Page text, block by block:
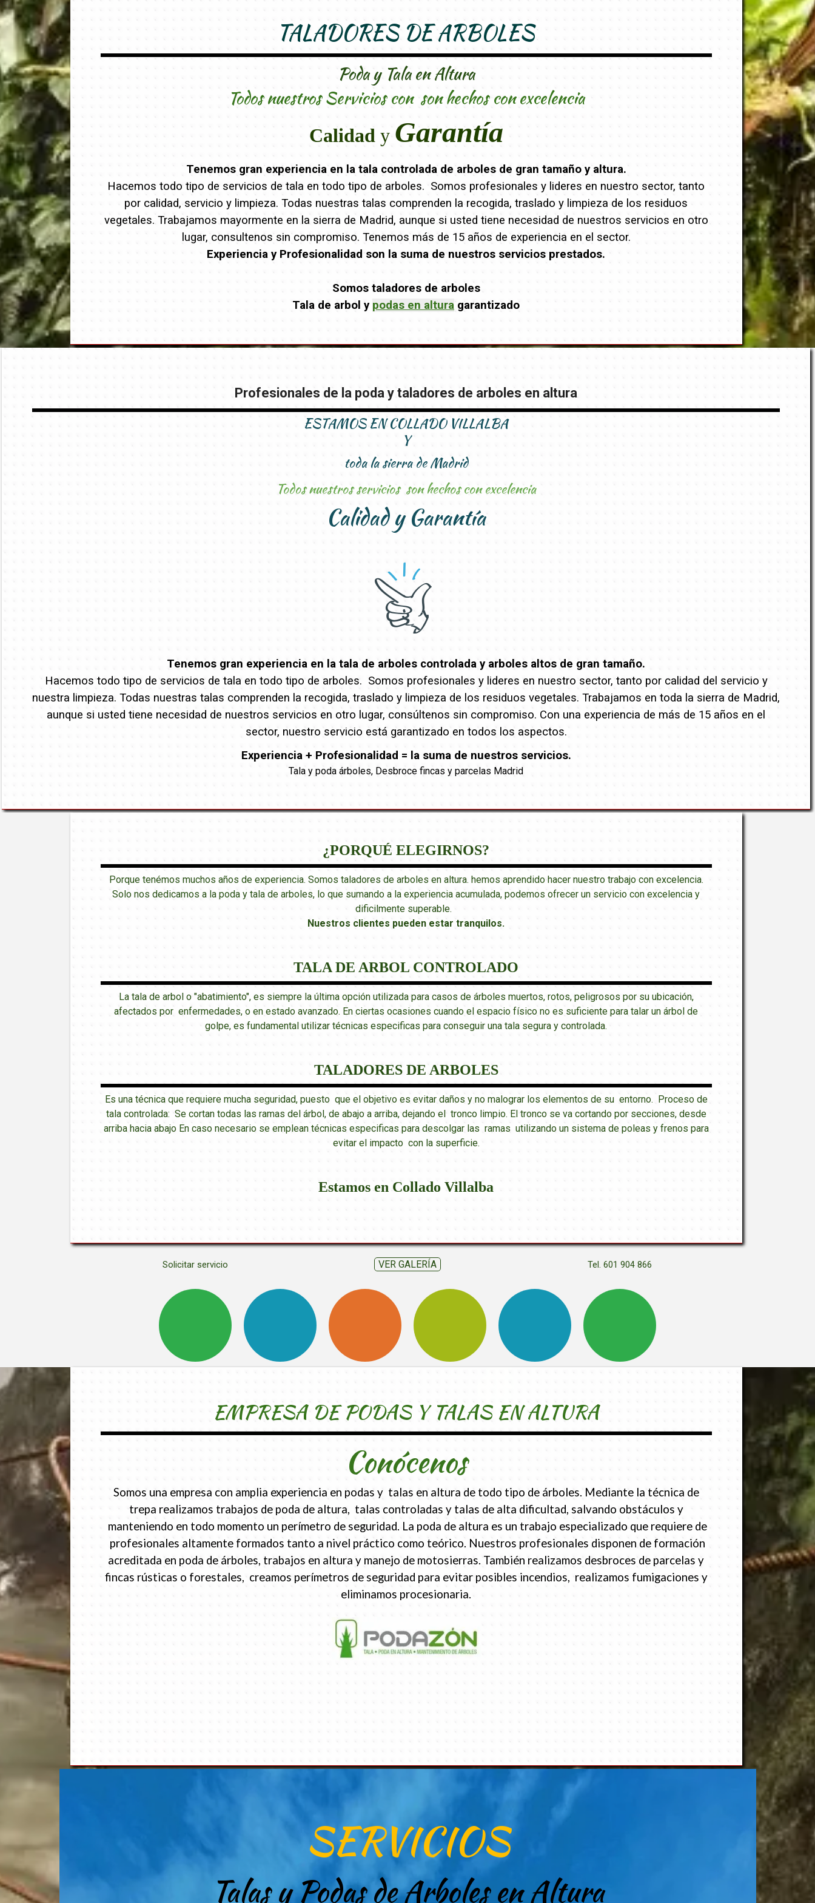
TALADORES DE ARBOLES
Poda y Tala en Altura
Todos nuestros Servicios con son hechos con excelencia
Calidad y Garantía
Tenemos gran experiencia en la tala controlada de arboles de gran tamaño y altura.
Hacemos todo tipo de servicios de tala en todo tipo de arboles. Somos profesionales y lideres en nuestro sector, tanto
por calidad, servicio y limpieza. Todas nuestras talas comprenden la recogida, traslado y limpieza de los residuos
vegetales. Trabajamos mayormente en la sierra de Madrid, aunque si usted tiene necesidad de nuestros servicios en otro
lugar, consultenos sin compromiso. Tenemos más de 15 años de experiencia en el sector.
Experiencia y Profesionalidad son la suma de nuestros servicios prestados.
Somos taladores de arboles
Tala de arbol y podas en altura garantizado
Profesionales de la poda y taladores de arboles en altura
ESTAMOS EN COLLADO VILLALBA
Y
toda la sierra de Madrid
Todos nuestros servicios son hechos con excelencia
Calidad y Garantía
Tenemos gran experiencia en la tala de arboles controlada y arboles altos de gran tamaño.
Hacemos todo tipo de servicios de tala en todo tipo de arboles. Somos profesionales y lideres en nuestro sector, tanto por calidad del servicio y
nuestra limpieza. Todas nuestras talas comprenden la recogida, traslado y limpieza de los residuos vegetales. Trabajamos en toda la sierra de Madrid,
aunque si usted tiene necesidad de nuestros servicios en otro lugar, consúltenos sin compromiso. Con una experiencia de más de 15 años en el
sector, nuestro servicio está garantizado en todos los aspectos.
Experiencia + Profesionalidad = la suma de nuestros servicios.
Tala y poda árboles, Desbroce fincas y parcelas Madrid
¿PORQUÉ ELEGIRNOS?
Porque tenémos muchos años de experiencia. Somos taladores de arboles en altura. hemos aprendido hacer nuestro trabajo con excelencia.
Solo nos dedicamos a la poda y tala de arboles, lo que sumando a la experiencia acumulada, podemos ofrecer un servicio con excelencia y
dificilmente superable.
Nuestros clientes pueden estar tranquilos.
TALA DE ARBOL CONTROLADO
La tala de arbol o "abatimiento", es siempre la última opción utilizada para casos de árboles muertos, rotos, peligrosos por su ubicación,
afectados por enfermedades, o en estado avanzado. En ciertas ocasiones cuando el espacio físico no es suficiente para talar un árbol de
golpe, es fundamental utilizar técnicas especificas para conseguir una tala segura y controlada.
TALADORES DE ARBOLES
Es una técnica que requiere mucha seguridad, puesto que el objetivo es evitar daños y no malograr los elementos de su entorno. Proceso de
tala controlada: Se cortan todas las ramas del árbol, de abajo a arriba, dejando el tronco limpio. El tronco se va cortando por secciones, desde
arriba hacia abajo En caso necesario se emplean técnicas especificas para descolgar las ramas utilizando un sistema de poleas y frenos para
evitar el impacto con la superficie.
Estamos en Collado Villalba
VER GALERÍA Tel. 601 904 866
Solicitar servicio
EMPRESA DE PODAS Y TALAS EN ALTURA
Conócenos
Somos una empresa con amplia experiencia en podas y talas en altura de todo tipo de árboles. Mediante la técnica de
trepa realizamos trabajos de poda de altura, talas controladas y talas de alta dificultad, salvando obstáculos y
manteniendo en todo momento un perímetro de seguridad. La poda de altura es un trabajo especializado que requiere de
profesionales altamente formados tanto a nivel práctico como teórico. Nuestros profesionales disponen de formación
acreditada en poda de árboles, trabajos en altura y manejo de motosierras. También realizamos desbroces de parcelas y
fincas rústicas o forestales, creamos perímetros de seguridad para evitar posibles incendios, realizamos fumigaciones y
eliminamos procesionaria.
SERVICIOS
Talas y Podas de Arboles en Altura